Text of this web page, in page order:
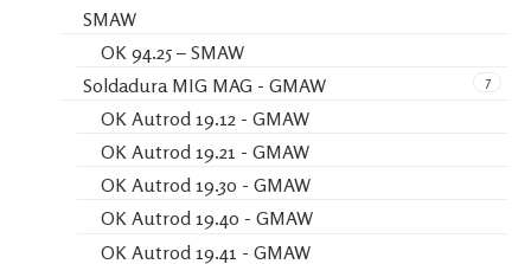
SMAW
OK 94.25 – SMAW
7
Soldadura MIG MAG - GMAW
OK Autrod 19.12 - GMAW
OK Autrod 19.21 - GMAW
OK Autrod 19.30 - GMAW
OK Autrod 19.40 - GMAW
OK Autrod 19.41 - GMAW